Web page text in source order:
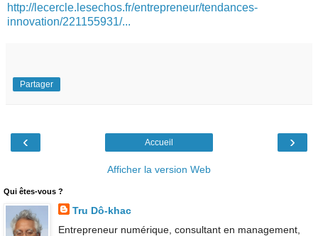
http://lecercle.lesechos.fr/entrepreneur/tendances-
innovation/221155931/...
Partager
‹ ›
Accueil
Afficher la version Web
Qui êtes-vous ?
Tru Dô-khac
Entrepreneur numérique, consultant en management,